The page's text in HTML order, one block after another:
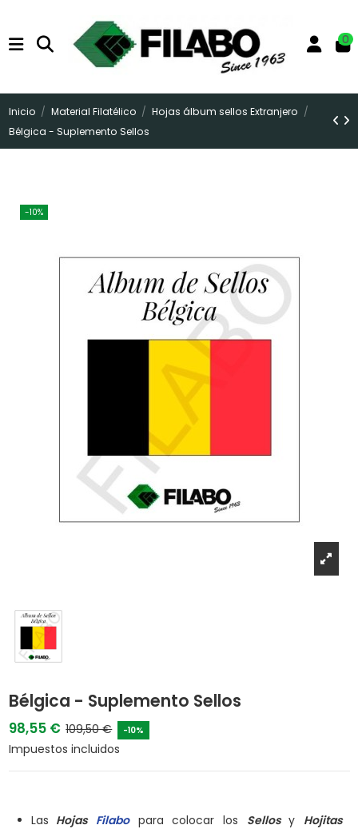
0
Inicio Material Filatélico
Hojas álbum sellos Extranjero
Bélgica - Suplemento Sellos
-10%
Bélgica - Suplemento Sellos
98,55 € 109,50 € -10%
Impuestos incluidos
Las Hojas Filabo para colocar los Sellos y Hojitas